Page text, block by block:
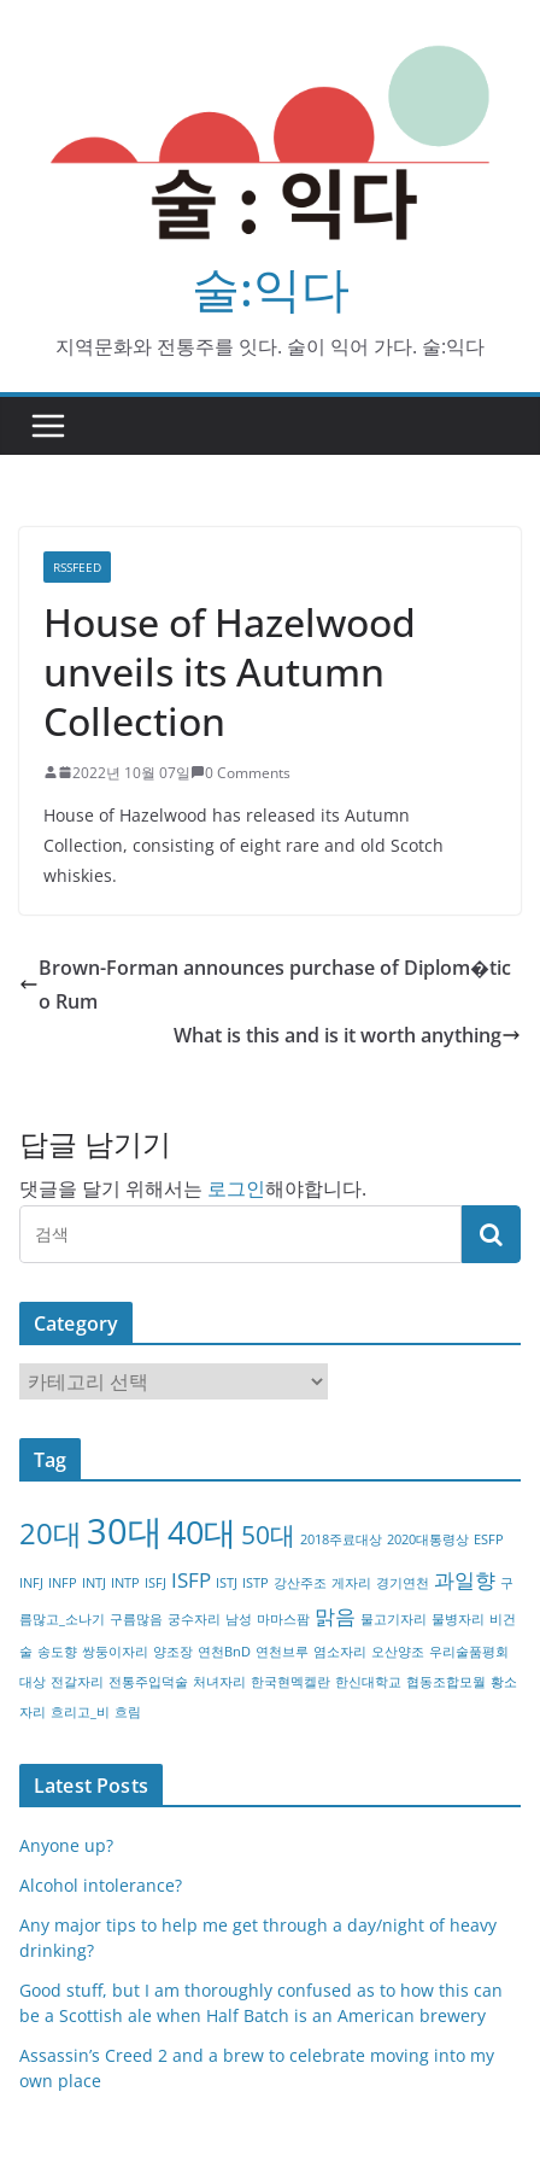
술:익다
지역문화와 전통주를 잇다. 술이 익어 가다. 술:익다
RSSFEED
House of Hazelwood
unveils its Autumn
Collection
2022년 10월 07일 0 Comments
House of Hazelwood has released its Autumn
Collection, consisting of eight rare and old Scotch
whiskies.
Brown-Forman announces purchase of Diplom�tic
o Rum
What is this and is it worth anything
답글 남기기
댓글을 달기 위해서는 로그인해야합니다.
Category
a
t
o
y
Tag
20대 30대 40대 50대 2018주료대상 2020대통령상 ESFP
INFJ INFP INTJ INTP ISFJ ISFP ISTJ ISTP 강산주조 게자리 경기연천 과일향 구
름많고_소나기 구름많음 궁수자리 남성 마마스팜 맑음 물고기자리 물병자리 비건
술 송도향 쌍둥이자리 양조장 연천BnD 연천브루 염소자리 오산양조 우리술품평회
대상 전갈자리 전통주입덕술 처녀자리 한국현멕켈란 한신대학교 협동조합모월 황소
자리 흐리고_비 흐림
Latest Posts
Anyone up?
Alcohol intolerance?
Any major tips to help me get through a day/night of heavy
drinking?
Good stuff, but I am thoroughly confused as to how this can
be a Scottish ale when Half Batch is an American brewery
Assassin’s Creed 2 and a brew to celebrate moving into my
own place